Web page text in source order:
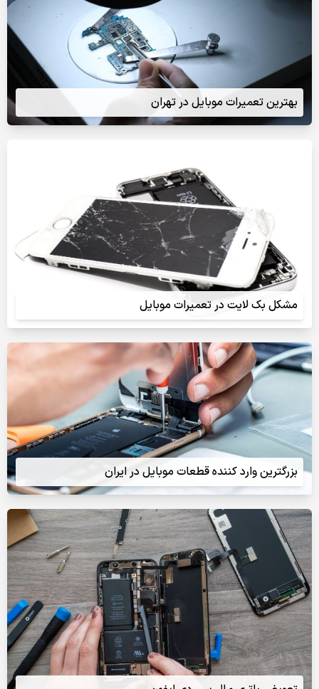
بهترین تعمیرات موبایل در تهران
مشکل بک لایت در تعمیرات موبایل
بزرگترین وارد کننده قطعات موبایل در ایران